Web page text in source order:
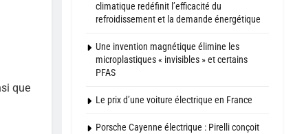
que
climatique redéfinit l’efficacité du
refroidissement et la demande énergétique
Une invention magnétique élimine les
microplastiques « invisibles » et certains
PFAS
Le prix d’une voiture électrique en France
Porsche Cayenne électrique : Pirelli conçoit